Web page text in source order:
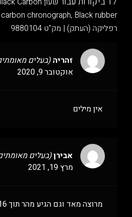
chronograph, Black rubber
רפליקה (העתק) | מק"ט 9880104
זהריה (בעלים
אוקטובר 9, 2020
אין מילים
אבירן(בעלים
מרץ 19, 2021
מרוצה מאד וגם הגיע מהר תוך 16 ימים ! תודה רבה!